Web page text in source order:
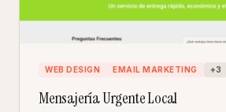
WEB DESIGN EMAIL MARKETING +3
Mensajería Urgente Local